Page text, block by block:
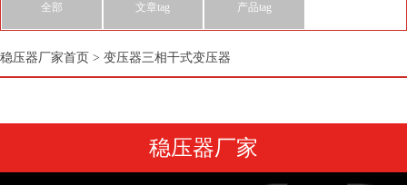
全部 文章tag 产品tag
稳压器厂家首页 > 变压器三相干式变压器
稳压器厂家